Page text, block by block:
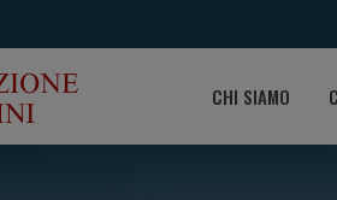
CHI SIAMO